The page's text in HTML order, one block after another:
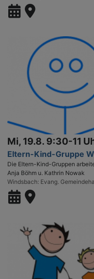
Mi, 19.8. 9:30-11
Eltern-Kind-Gruppe
Die Eltern-Kind-Gruppen
Anja Böhm u. Kathrin Nowak
Windsbach Evang.